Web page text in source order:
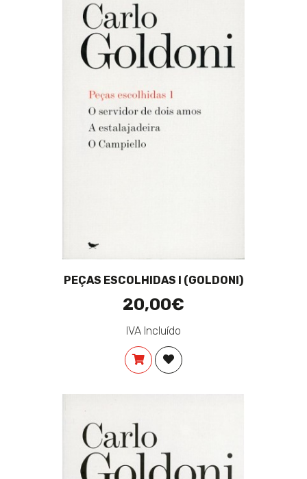
PEÇAS ESCOLHIDAS I (GOLDONI)
20,00€
IVA Incluído
COMPRARADICIONAR À LISTA DE